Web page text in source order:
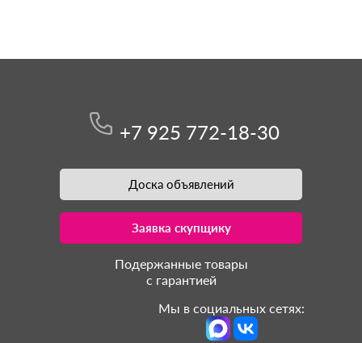
+7 925 772-18-30
Доска объявлений
Заявка скупщику
Подержанные товары
с гарантией
Мы в социальных сетях: